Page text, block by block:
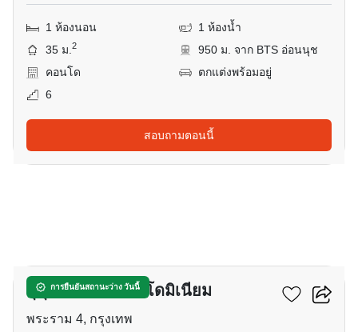
1 ห้องนอน
1 ห้องน้ำ
35 ม.2
950 ม. จาก BTS อ่อนนุช
คอนโด
ตกแต่งพร้อมอยู่
6
สอบถามตอนนี้
การยืนยันสถานะว่าง วันนี้
สุขุมวิท พลัส คอนโดมิเนียม
พระราม 4, กรุงเทพ